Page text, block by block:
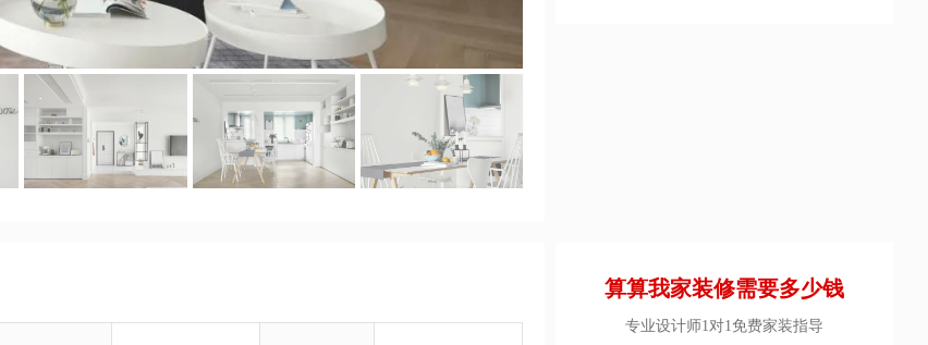
算算我家装修需要多少钱
专业设计师1对1免费家装指导